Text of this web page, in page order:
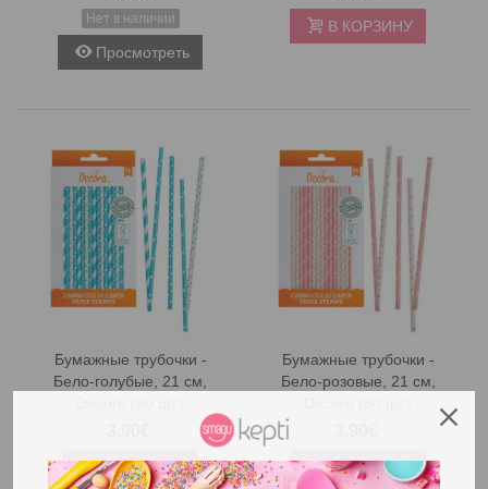
Нет в наличии
Просмотреть
В КОРЗИНУ
Бумажные трубочки -
Бело-голубые, 21 см,
В КОРЗИНУ
Бумажные трубочки -
Бело-розовые, 21 см,
В КОРЗИНУ